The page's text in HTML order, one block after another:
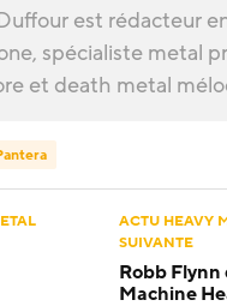
est rédacteur
spécialiste metal
et death metal
ACTU HEAVY
SUIVANTE
Robb Flynn
Machine